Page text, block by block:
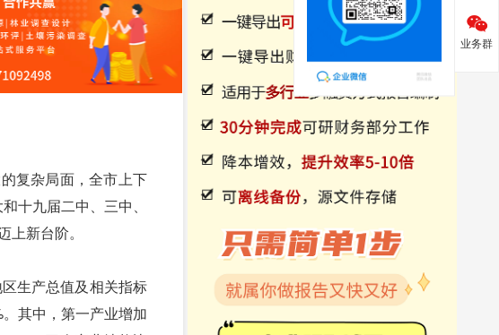
复杂局面，全市上下
十九届二中、三中、
新台阶。
生产总值及相关指标
其中，第一产业增加
业务群